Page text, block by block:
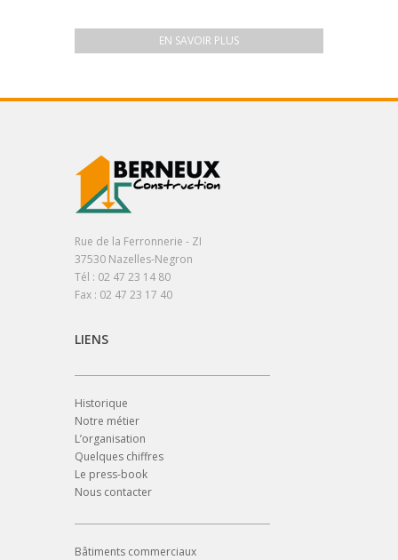
EN SAVOIR PLUS
Rue de la Ferronnerie - ZI
37530 Nazelles-Negron
Tél : 02 47 23 14 80
Fax : 02 47 23 17 40
LIENS
Historique
Notre métier
L’organisation
Quelques chiffres
Le press-book
Nous contacter
Bâtiments commerciaux